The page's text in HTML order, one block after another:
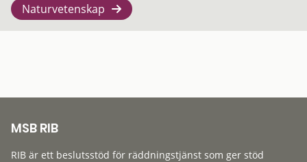
Naturvetenskap
MSB RIB
RIB är ett beslutsstöd för räddningstjänst som ger stöd